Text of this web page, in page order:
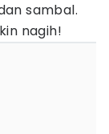
sambal.
nagih!